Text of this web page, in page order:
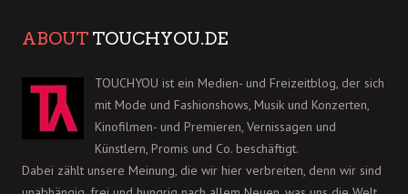
ABOUT TOUCHYOU.DE
TOUCHYOU ist ein Medien- und Freizeitblog, der sich
mit Mode und Fashionshows, Musik und Konzerten,
Kinofilmen- und Premieren, Vernissagen und
Künstlern, Promis und Co. beschäftigt.
Dabei zählt unsere Meinung, die wir hier verbreiten, denn wir sind